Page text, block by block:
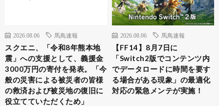
2026.08.06 馬鳥速報
スクエニ、「令和8年熊本地
震」への支援として、義援金
3000万円の寄付を発表。「今
般の災害による被災者の皆様
の救済および被災地の復旧に
役立てていただくため」
2026.08.06 馬鳥速報
【FF14】8月7日に
「Switch2版でコンテンツ内
でデータロードに時間を要す
る場合がある現象」の最適化
対応の緊急メンテが実施！